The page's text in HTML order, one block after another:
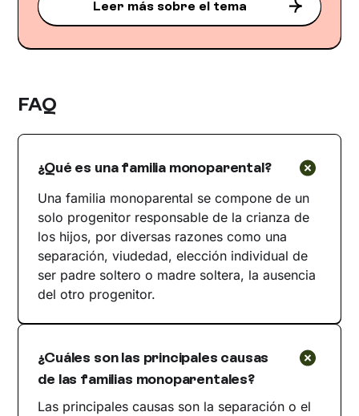
Leer más sobre el tema
FAQ
¿Qué es una familia monoparental?
Una familia monoparental se compone de un
solo progenitor responsable de la crianza de
los hijos, por diversas razones como una
separación, viudedad, elección individual de
ser padre soltero o madre soltera, la ausencia
del otro progenitor.
¿Cuáles son las principales causas
de las familias monoparentales?
Las principales causas son la separación o el